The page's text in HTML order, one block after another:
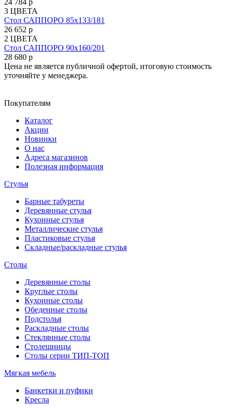
24 784 р
3 ЦВЕТА
Cтол САППОРО 85х133/181
26 652 р
2 ЦВЕТА
Cтол САППОРО 90х160/201
28 680 р
Цена не является публичной офертой, итоговую стоимость
уточняйте у менеджера.
Покупателям
Каталог
Акции
Новинки
О нас
Адреса магазинов
Полезная информация
Стулья
Барные табуреты
Деревянные стулья
Кухонные стулья
Металлические стулья
Пластиковые стулья
Складные/раскладные стулья
Столы
Деревянные столы
Круглые столы
Кухонные столы
Обеденные столы
Подстолья
Раскладные столы
Стеклянные столы
Столешницы
Столы серии ТИП-ТОП
Мягкая мебель
Банкетки и пуфики
Кресла